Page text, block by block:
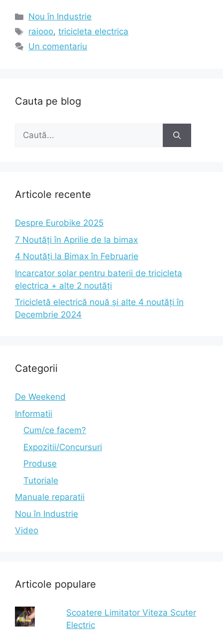
Categorii
Nou în Industrie
Etichete
raiooo,tricicleta electrica
Un comentariu
Cauta pe blog
Caută
Articole recente
Despre Eurobike 2025
7 Noutăți în Aprilie de la bimax
4 Noutăți la Bimax în Februarie
Incarcator solar pentru baterii de tricicleta
electrica + alte 2 noutăți
Tricicletă electrică nouă și alte 4 noutăți în
Decembrie 2024
Categorii
De Weekend
Informatii
Cum/ce facem?
Expozitii/Concursuri
Produse
Tutoriale
Manuale reparatii
Nou în Industrie
Video
Articole populare
Scoatere Limitator Viteza Scuter
Electric